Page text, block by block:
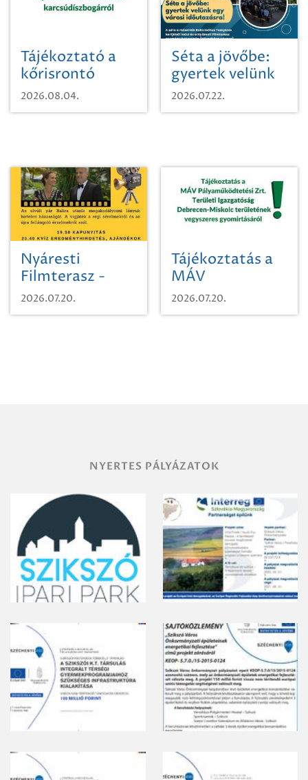
Tájékoztató a
kőrisrontó
karcsúdíszbogárról
2026.08.04.
Séta a jövőbe:
gyertek velünk
egy városi
időutazásra!
2026.07.22.
Nyáresti
Filmterasz -
Beugró a
Paradicsomba
2026.07.20.
Tájékoztatás a
MÁV
Pályaműködtetési
Zrt. Területi
2026.07.20.
NYERTES PÁLYÁZATOK